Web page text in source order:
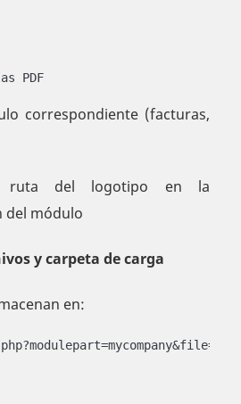
PDF
correspondiente (facturas,
ruta del logotipo en la
del módulo
y carpeta de carga
en: